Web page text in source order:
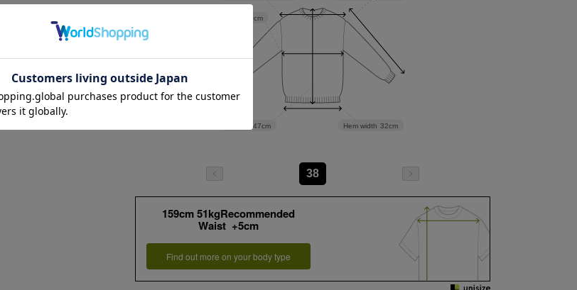
Hem width 32cm
47cm
40cm
38
159cm 51kgRecommended
Waist +5cm
Find out more on your body type